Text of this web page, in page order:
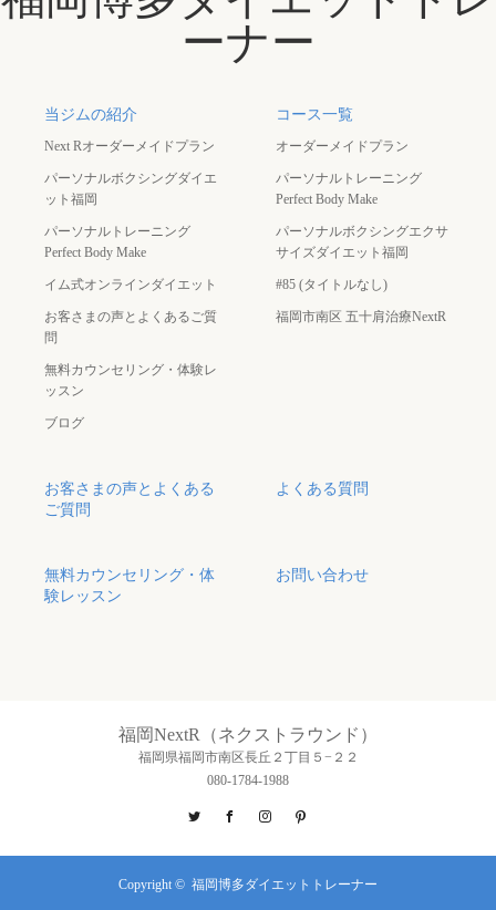
ーナー
当ジムの紹介
Next Rオーダーメイドプラン
パーソナルボクシングダイエ
ット福岡
パーソナルトレーニング
Perfect Body Make
イム式オンラインダイエット
お客さまの声とよくあるご質
問
無料カウンセリング・体験レ
ッスン
ブログ
コース一覧
オーダーメイドプラン
パーソナルトレーニング
Perfect Body Make
パーソナルボクシングエクサ
サイズダイエット福岡
#85 (タイトルなし)
福岡市南区 五十肩治療NextR
お客さまの声とよくある
ご質問
よくある質問
無料カウンセリング・体
験レッスン
お問い合わせ
福岡NextR（ネクストラウンド）
福岡県福岡市南区長丘２丁目５−２２
080-1784-1988
Twitter
FacebookInstagram
Copyright © 福岡博多ダイエットトレーナー